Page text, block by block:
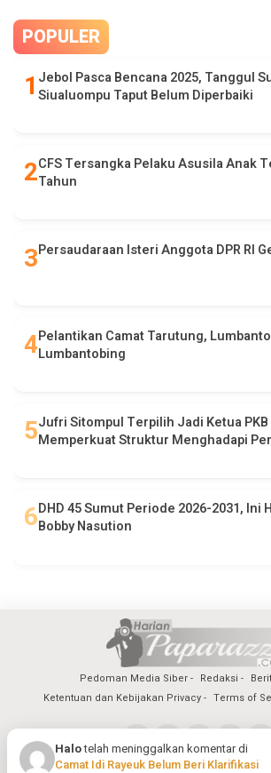
POPULER
Jebol Pasca Bencana 2025, Tanggul
Siualuompu Taput Belum Diperbaiki
CFS Tersangka Pelaku Asusila Anak
Tahun
Persaudaraan Isteri Anggota DPR RI
Pelantikan Camat Tarutung,
Lumbantobing
Jufri Sitompul Terpilih Jadi Ketua PKB
Memperkuat Struktur Menghadapi
DHD 45 Sumut Periode 2026-2031, Ini
Bobby Nasution
Pedoman Media Siber Redaksi
Ketentuan dan Kebijakan Privacy
Terms of
Halotelah meninggalkan komentar di
Camat Idi Rayeuk Belum Beri Klarifikasi